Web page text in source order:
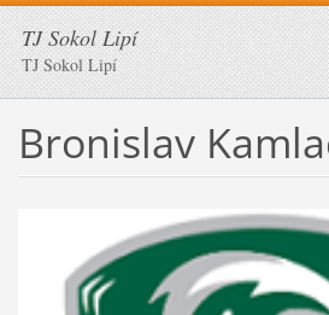
TJ Sokol Lipí
TJ Sokol Lipí
Bronislav